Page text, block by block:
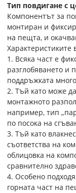
Тип повдигане с
Компонентът за
монтиран и
на пещта, и
Характеристиките
1. Всяка част е
разглобяването и
поддръжката
2. Тъй като може
монтажното
например, тип
по посока на
3. Тъй като
съответства на
облицовка на
сравнително
4. Особено
горната част на